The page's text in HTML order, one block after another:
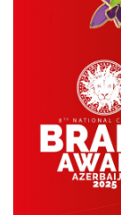
ENERGETİKA
FORMULA 1